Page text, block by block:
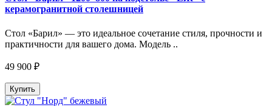
керамогранитной столешницей
Стол «Барил» — это идеальное сочетание стиля, прочности и
практичности для вашего дома. Модель ..
49 900 ₽
Купить